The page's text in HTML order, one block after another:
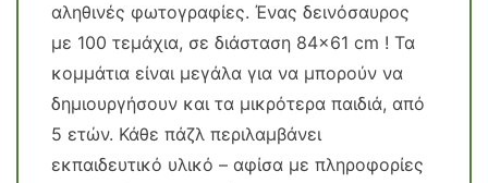
αληθινές φωτογραφίες. Ένας δεινόσαυρος
με 100 τεμάχια, σε διάσταση 84×61 cm ! Τα
κομμάτια είναι μεγάλα για να μπορούν να
δημιουργήσουν και τα μικρότερα παιδιά, από
5 ετών. Κάθε πάζλ περιλαμβάνει
εκπαιδευτικό υλικό – αφίσα με πληροφορίες